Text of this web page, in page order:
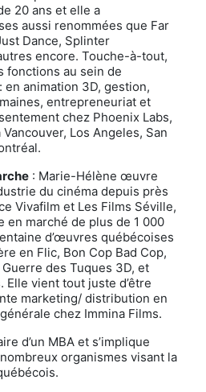
20 ans et elle a
aussi renommées que Far
Dance, Splinter
encore. Touche-à-tout,
fonctions au sein de
animation 3D, gestion,
entrepreneuriat et
chez Phoenix Labs,
Los Angeles, San
: Marie-Hélène œuvre
du cinéma depuis près
Vivafilm et Les Films Séville,
en marché de plus de 1 000
d’œuvres québécoises
en Flic, Bon Cop Bad Cop,
Guerre des Tuques 3D, et
Elle vient tout juste d’être
marketing/ distribution en
chez Immina Films.
d’un MBA et s’implique
organismes visant la